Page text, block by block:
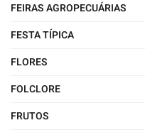
FEIRAS AGROPECUÁRIAS
FESTA TÍPICA
FLORES
FOLCLORE
FRUTOS